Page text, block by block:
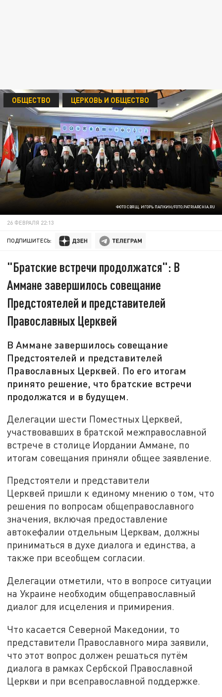
ФОТО СВЯЩ. ИГОРЬ ПАЛКИН/FOTO.PATRIARCHIA.RU
ОБЩЕСТВО ЦЕРКОВЬ И ОБЩЕСТВО
26 ФЕВРАЛЯ 22:13
ПОДПИШИТЕСЬ:
"Братские встречи продолжатся": В
Аммане завершилось совещание
Предстоятелей и представителей
Православных Церквей
В Аммане завершилось совещание
Предстоятелей и представителей
Православных Церквей. По его итогам
принято решение, что братские встречи
продолжатся и в будущем.
Делегации шести Поместных Церквей,
участвовавших в братской межправославной
встрече в столице Иордании Аммане, по
итогам совещания приняли общее заявление.
Предстоятели и представители
Церквей пришли к единому мнению о том, что
решения по вопросам общеправославного
значения, включая предоставление
автокефалии отдельным Церквам, должны
приниматься в духе диалога и единства, а
также при всеобщем согласии.
Делегации отметили, что в вопросе ситуации
на Украине необходим общеправославный
диалог для исцеления и примирения.
Что касается Северной Македонии, то
представители Православного мира заявили,
что этот вопрос должен решаться путём
диалога в рамках Сербской Православной
Церкви и при всеправославной поддержке.